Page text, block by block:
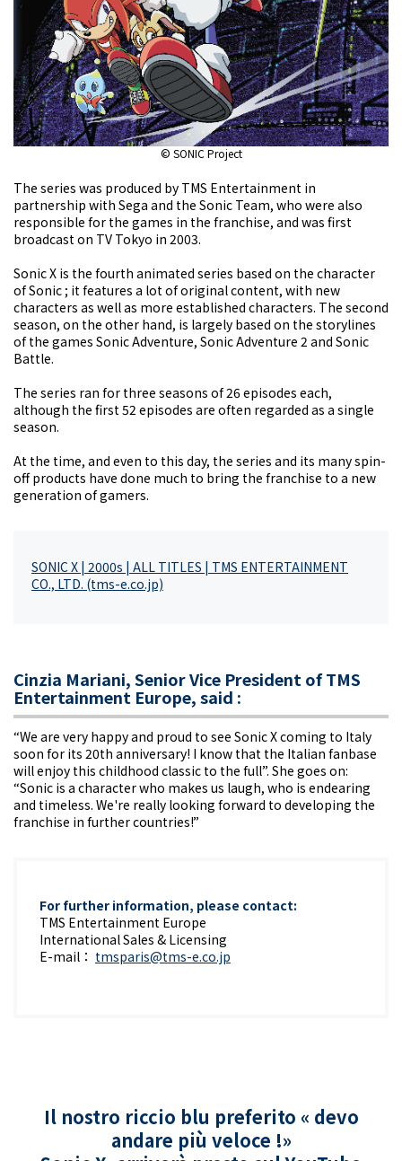
© SONIC Project
The series was produced by TMS Entertainment in
partnership with Sega and the Sonic Team, who were also
responsible for the games in the franchise, and was first
broadcast on TV Tokyo in 2003.
Sonic X is the fourth animated series based on the character
of Sonic ; it features a lot of original content, with new
characters as well as more established characters. The second
season, on the other hand, is largely based on the storylines
of the games Sonic Adventure, Sonic Adventure 2 and Sonic
Battle.
The series ran for three seasons of 26 episodes each,
although the first 52 episodes are often regarded as a single
season.
At the time, and even to this day, the series and its many spin-
off products have done much to bring the franchise to a new
generation of gamers.
SONIC X | 2000s | ALL TITLES | TMS ENTERTAINMENT
CO., LTD. (tms-e.co.jp)
Cinzia Mariani, Senior Vice President of TMS
Entertainment Europe, said :
“We are very happy and proud to see Sonic X coming to Italy
soon for its 20th anniversary! I know that the Italian fanbase
will enjoy this childhood classic to the full”. She goes on:
“Sonic is a character who makes us laugh, who is endearing
and timeless. We're really looking forward to developing the
franchise in further countries!”
For further information, please contact:
TMS Entertainment Europe
International Sales & Licensing
E-mail： tmsparis@tms-e.co.jp
Il nostro riccio blu preferito « devo
andare più veloce !»